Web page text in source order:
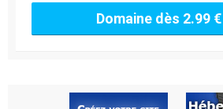
Domaine dès 2.99